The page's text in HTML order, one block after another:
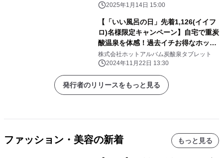
賞2025年1月14日 15:00
【「いい風呂の日」先着1,126(イイフ
ロ)名様限定キャンペーン】自宅で重炭
酸温泉を体感！過去イチお得なホット
タブ”特別定期便”をお届け！！
株式会社ホットアルバム炭酸泉タブレット
2024年11月22日 13:30
発行者のリリースをもっと見る
ファッション・美容の新着 もっと見る